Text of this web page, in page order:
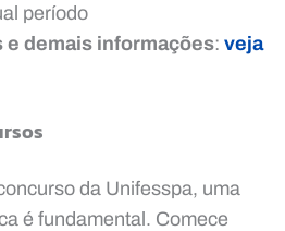
período
demais informações: veja
da Unifesspa, uma
é fundamental. Comece